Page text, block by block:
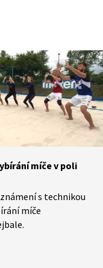
míče v poli
s technikou
míče